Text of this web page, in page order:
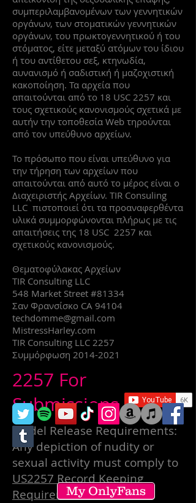
συμπεριλαμβανομένων των γεννητικών
οργάνων, των στοματικών γεννητικών
οργάνων, του πρωκτογεννητικού ή του
στόματος, είτε μεταξύ ατόμων του ίδιου
ή του αντίθετου σεξ, κτηνωδία,
αυνανισμό ή σαδιστική ή μαζοχιστική
κακοποίηση. Τα αρχεία που
απαιτούνται από το 18 USC 2257 και
τους σχετικούς κανονισμούς σχετικά με
αυτήν την τοποθεσία Web τηρούνται
από τον υπεύθυνο αρχείων.
Το πρόσωπο που είναι υπεύθυνο για
την τήρηση των αρχείων που
απαιτούνται από αυτό το μέρος είναι ο
Διαχειριστής Αρχείων. TIR Consuling
LLC πιστοποιεί ότι τα προαναφερθέντα
υλικά συμμορφώνονται πλήρως με τις
απαιτήσεις της 18 USC 2257 και
σχετικούς κανονισμούς.
Θεματοφύλακας Αρχείων
TIR Consulting LLC
548 Market Street #81334
Σαν Φρανσίσκο CA 94104
techdomme@gmail.com
MistressHarley.com
TIR Consulting LLC 2257
Συμμόρφωση 2014-2021
2257 For
Submissions
Model Release Requirements:
Any depiction of nudity or
sexual activity must comply to
US2257 Record Keeping
Requirements.
My OnlyFans